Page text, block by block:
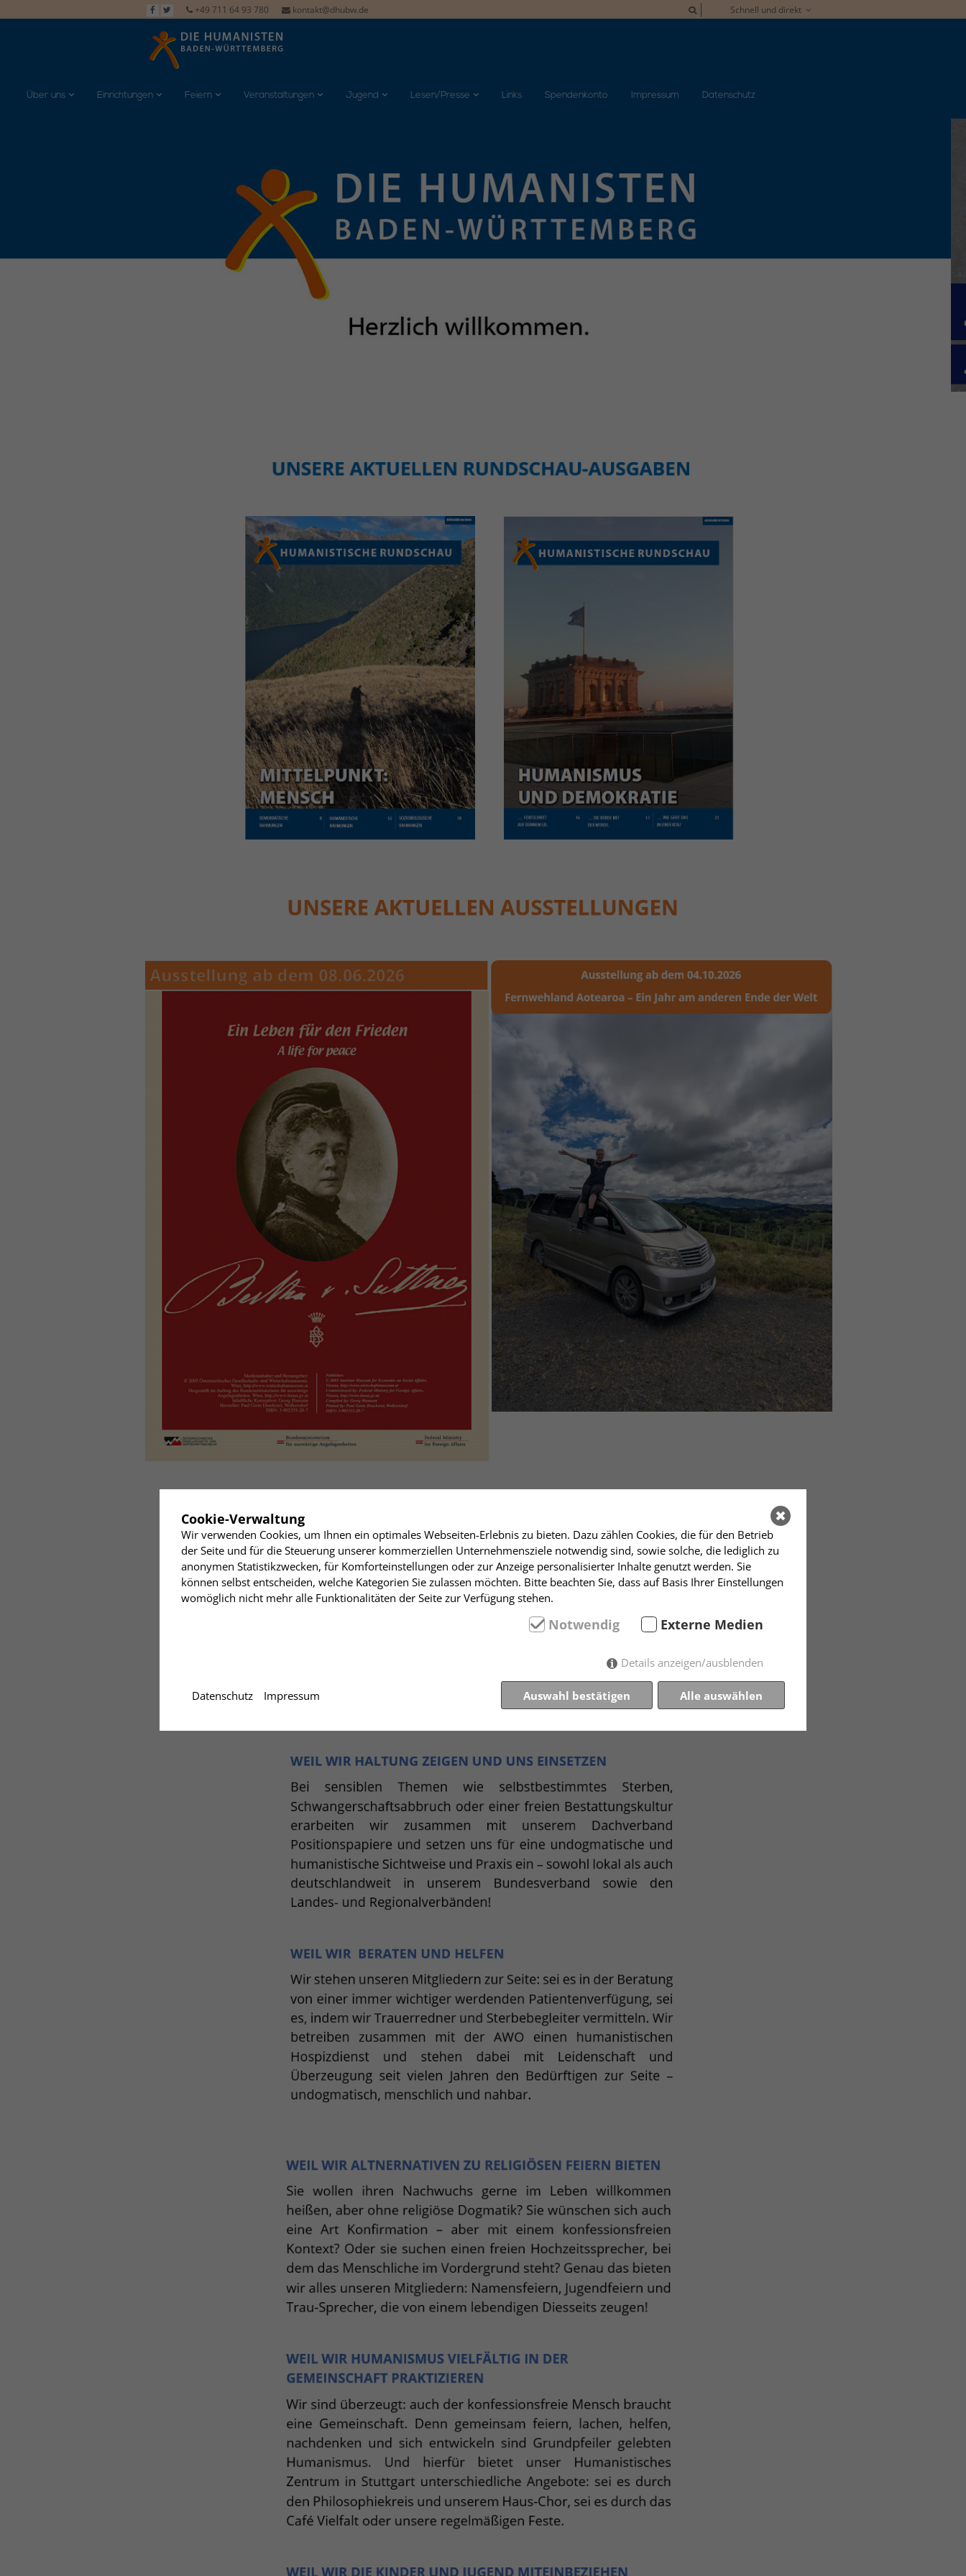
+49 711 64 93 780 kontakt@dhubw.de Schnell und direkt
Über uns Einrichtungen Feiern Veranstaltungen Jugend Lesen/Presse Links Spendenkonto Impressum Datenschutz
Cookie-Verwaltung
Wir verwenden Cookies, um Ihnen ein optimales Webseiten-Erlebnis zu bieten. Dazu zählen Cookies, die für den Betrieb
der Seite und für die Steuerung unserer kommerziellen Unternehmensziele notwendig sind, sowie solche, die lediglich zu
anonymen Statistikzwecken, für Komforteinstellungen oder zur Anzeige personalisierter Inhalte genutzt werden. Sie
können selbst entscheiden, welche Kategorien Sie zulassen möchten. Bitte beachten Sie, dass auf Basis Ihrer Einstellungen
womöglich nicht mehr alle Funktionalitäten der Seite zur Verfügung stehen.
Notwendig Externe Medien
Details anzeigen/ausblenden
Auswahl bestätigen Alle auswählen
Datenschutz Impressum